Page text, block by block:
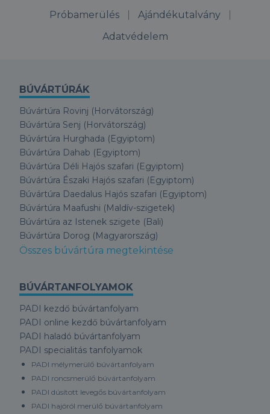
Próbamerülés
Ajándékutalvány
Adatvédelem
BÚVÁRTÚRÁK
Búvártúra Rovinj (Horvátország)
Búvártúra Senj (Horvátország)
Búvártúra Hurghada (Egyiptom)
Búvártúra Dahab (Egyiptom)
Búvártúra Déli Hajós szafari (Egyiptom)
Búvártúra Északi Hajós szafari (Egyiptom)
Búvártúra Daedalus Hajós szafari (Egyiptom)
Búvártúra Maafushi (Maldív-szigetek)
Búvártúra az Istenek szigete (Bali)
Búvártúra Dorog (Magyarország)
Összes búvártúra megtekintése
BÚVÁRTANFOLYAMOK
PADI kezdő búvártanfolyam
PADI online kezdő búvártanfolyam
PADI haladó búvártanfolyam
PADI specialitás tanfolyamok
PADI mélymerülő búvártanfolyam
PADI roncsmerülő búvártanfolyam
PADI dúsított levegős búvártanfolyam
PADI hajóról merülő búvártanfolyam